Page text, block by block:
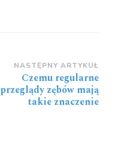
NASTĘPNY ARTYKUŁ
Czemu regularne
przeglądy zębów mają
takie znaczenie